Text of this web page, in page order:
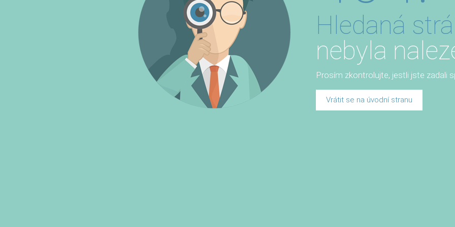
Hledaná
nebyla
Prosím zkontrolujte, jestli jste zadali
Vrátit se na úvodní stranu